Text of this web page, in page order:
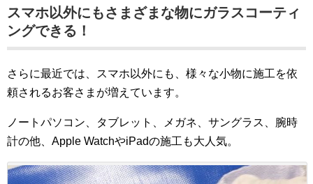
スマホ以外にもさまざまな物にガラスコーティ
ングできる！
さらに最近では、スマホ以外にも、様々な小物に施工を依
頼されるお客さまが増えています。
ノートパソコン、タブレット、メガネ、サングラス、腕時
計の他、Apple WatchやiPadの施工も大人気。